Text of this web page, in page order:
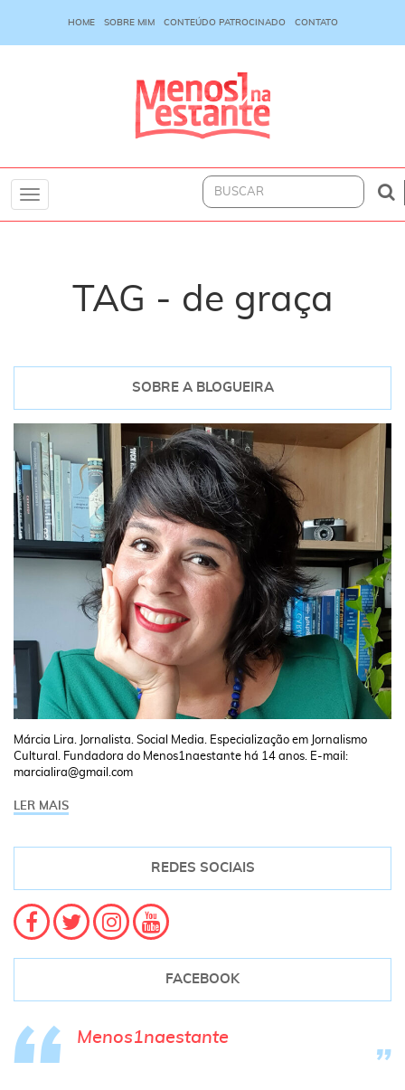
HOME SOBRE MIM CONTEÚDO PATROCINADO CONTATO
Toggle
TAG - de graça
SOBRE A BLOGUEIRA
Márcia Lira. Jornalista. Social Media. Especialização em Jornalismo
Cultural. Fundadora do Menos1naestante há 14 anos. E-mail:
marcialira@gmail.com
LER MAIS
REDES SOCIAIS
FACEBOOK
Menos1naestante